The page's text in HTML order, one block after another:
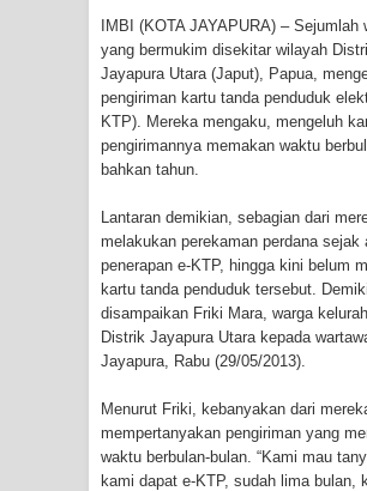
Jalani Sidang BP4R di
Kapolresta Jayapura Kota
Saat Nonton Bareng Final
2026 di Lapangan Karang
Kebakaran Hanguskan
di Kompleks Asrama Polisi
Profil Lengkap Papua Barat,
Cenderawasih di Ujung
IMBI (KOTA JAYAPURA) – Sejumlah
yang bermukim disekitar wilayah
Jayapura Utara (Japut), Papua,
pengiriman kartu tanda penduduk
KTP). Mereka mengaku, mengeluh
pengirimannya memakan waktu
bahkan tahun.
Lantaran demikian, sebagian dari
melakukan perekaman perdana sejak
penerapan e-KTP, hingga kini belum
kartu tanda penduduk tersebut.
disampaikan Friki Mara, warga
Distrik Jayapura Utara kepada
Jayapura, Rabu (29/05/2013).
Menurut Friki, kebanyakan dari
mempertanyakan pengiriman yang
waktu berbulan-bulan. “Kami mau
kami dapat e-KTP, sudah lima bulan,